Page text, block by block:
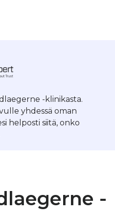
-klinikasta.
yhdessä oman
helposti siitä, onko
-